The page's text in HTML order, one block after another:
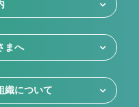
まへ
織について